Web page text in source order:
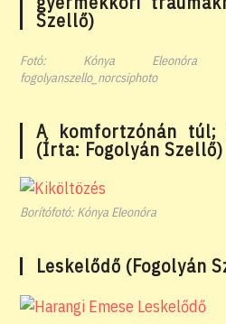
Szellő)
Fotó: Kónya Eleonóra
fogolyanszello_norcsiphoto
A komfortzónán
(Írta: Fogolyán Szellő)
Borítófotó: Kónya Eleonóra
Leskelődő (Fogolyán